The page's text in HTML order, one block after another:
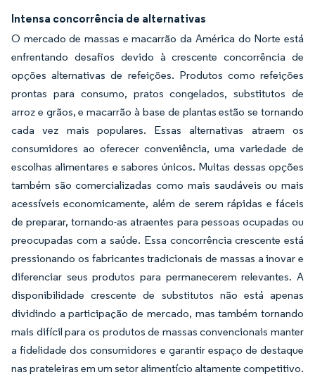
Intensa concorrência de alternativas
O mercado de massas e macarrão da América do Norte está
enfrentando desafios devido à crescente concorrência de
opções alternativas de refeições. Produtos como refeições
prontas para consumo, pratos congelados, substitutos de
arroz e grãos, e macarrão à base de plantas estão se tornando
cada vez mais populares. Essas alternativas atraem os
consumidores ao oferecer conveniência, uma variedade de
escolhas alimentares e sabores únicos. Muitas dessas opções
também são comercializadas como mais saudáveis ou mais
acessíveis economicamente, além de serem rápidas e fáceis
de preparar, tornando-as atraentes para pessoas ocupadas ou
preocupadas com a saúde. Essa concorrência crescente está
pressionando os fabricantes tradicionais de massas a inovar e
diferenciar seus produtos para permanecerem relevantes. A
disponibilidade crescente de substitutos não está apenas
dividindo a participação de mercado, mas também tornando
mais difícil para os produtos de massas convencionais manter
a fidelidade dos consumidores e garantir espaço de destaque
nas prateleiras em um setor alimentício altamente competitivo.